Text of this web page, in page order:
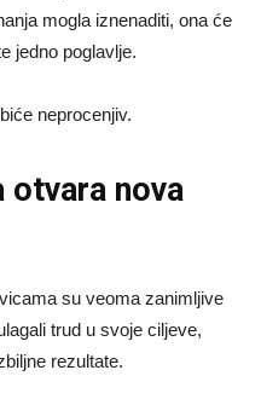
mogla iznenaditi, ona će
jedno poglavlje.
neprocenjiv.
otvara nova
su veoma zanimljive
trud u svoje ciljeve,
rezultate.